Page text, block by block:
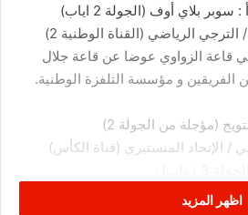
بلاي أوف (الجولة 2 اياب)
قاعة الزواوي عوضا عن قاعة جلال
الفريقين و مؤسسة التلفزة الوطنية.
(مؤجلة من الجولة 2)
اظهر المزيد